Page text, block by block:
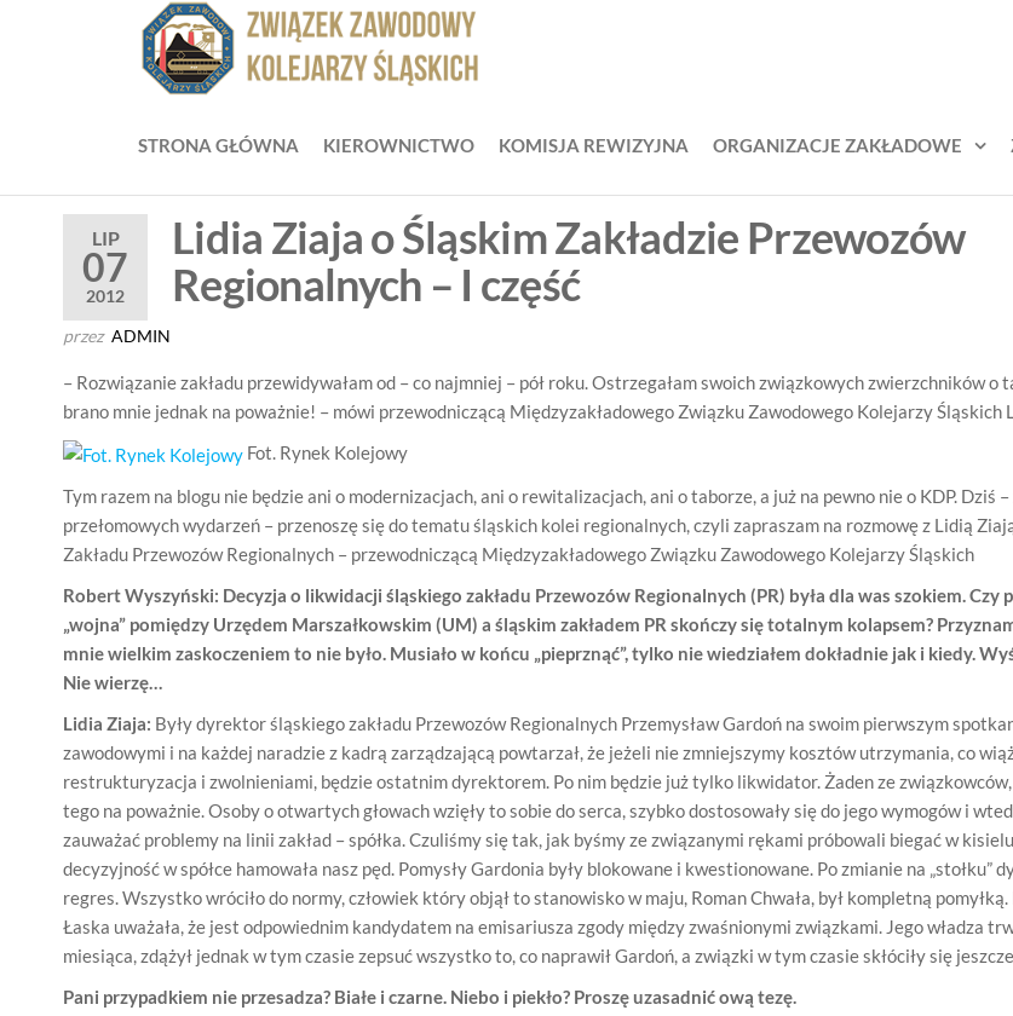
Zawodowy
Kolejarzy
Śląskich
Śląskich
STRONA GŁÓWNA KIEROWNICTWO KOMISJA REWIZYJNA ORGANIZACJE ZAKŁADOWE
LIP
07
2012
Lidia Ziaja o Śląskim Zakładzie Przewozów
Regionalnych – I część
przez ADMIN
– Rozwiązanie zakładu przewidywałam od – co najmniej – pół roku. Ostrzegałam swoich związkowych zwierzchników o
brano mnie jednak na poważnie! – mówi przewodniczącą Międzyzakładowego Związku Zawodowego Kolejarzy Śląskich
Fot. Rynek Kolejowy
Tym razem na blogu nie będzie ani o modernizacjach, ani o rewitalizacjach, ani o taborze, a już na pewno nie o KDP. Dziś
przełomowych wydarzeń – przenoszę się do tematu śląskich kolei regionalnych, czyli zapraszam na rozmowę z Lidią
Zakładu Przewozów Regionalnych – przewodniczącą Międzyzakładowego Związku Zawodowego Kolejarzy Śląskich
Robert Wyszyński: Decyzja o likwidacji śląskiego zakładu Przewozów Regionalnych (PR) była dla was szokiem. Czy
„wojna” pomiędzy Urzędem Marszałkowskim (UM) a śląskim zakładem PR skończy się totalnym kolapsem?
mnie wielkim zaskoczeniem to nie było. Musiało w końcu „pieprznąć”, tylko nie wiedziałem dokładnie jak i kiedy.
Nie wierzę…
Lidia Ziaja: Były dyrektor śląskiego zakładu Przewozów Regionalnych Przemysław Gardoń na swoim pierwszym
zawodowymi i na każdej naradzie z kadrą zarządzającą powtarzał, że jeżeli nie zmniejszymy kosztów utrzymania, co
restrukturyzacja i zwolnieniami, będzie ostatnim dyrektorem. Po nim będzie już tylko likwidator. Żaden ze związkowców,
tego na poważnie. Osoby o otwartych głowach wzięły to sobie do serca, szybko dostosowały się do jego wymogów i
zauważać problemy na linii zakład – spółka. Czuliśmy się tak, jak byśmy ze związanymi rękami próbowali biegać w
decyzyjność w spółce hamowała nasz pęd. Pomysły Gardonia były blokowane i kwestionowane. Po zmianie na „stołku”
regres. Wszystko wróciło do normy, człowiek który objął to stanowisko w maju, Roman Chwała, był kompletną
Łaska uważała, że jest odpowiednim kandydatem na emisariusza zgody między zwaśnionymi związkami. Jego władza
miesiąca, zdążył jednak w tym czasie zepsuć wszystko to, co naprawił Gardoń, a związki w tym czasie skłóciły się
Pani przypadkiem nie przesadza? Białe i czarne. Niebo i piekło? Proszę uzasadnić ową tezę.